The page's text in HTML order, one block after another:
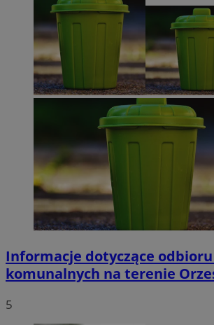
Informacje dotyczące
komunalnych na terenie
5